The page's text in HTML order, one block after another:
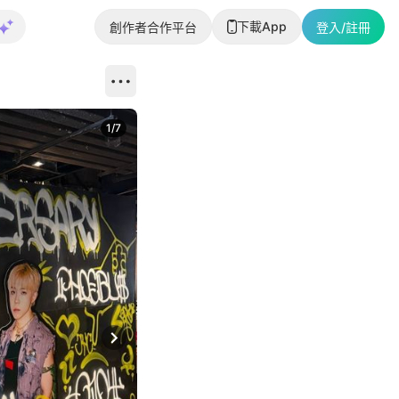
創作者合作平台 下載App 登入/註冊
Next slide
1/7